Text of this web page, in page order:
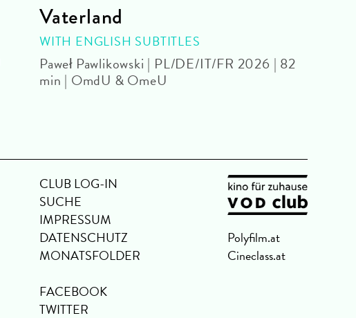
Vaterland
WITH ENGLISH SUBTITLES
Paweł Pawlikowski | PL/DE/IT/FR 2026 | 82
min | OmdU & OmeU
CLUB LOG-IN
SUCHE
IMPRESSUM
DATENSCHUTZ
MONATSFOLDER
FACEBOOK
TWITTER
Polyfilm.at
Cineclass.at